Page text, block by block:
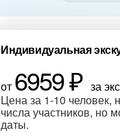
Индивидуальная
от 6959 ₽ за
Цена за 1-10 человек,
числа участников, но
даты.